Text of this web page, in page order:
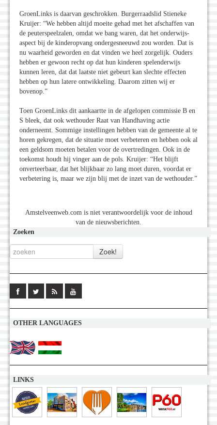
GroenLinks is daarvan geschrokken. Burgerraadslid Stieneke
Kruijer: “We hebben altijd moeite gehad met het afschaffen van
de peuterspeelzalen, omdat we bang waren, dat het onderwijs-
aspect bij de kinderopvang ondergesneeuwd zou worden. Dat is
nu waarheid geworden en dat vinden we heel zorgelijk. Ouders
hebben er gewoon recht op dat hun kinderen spelenderwijs
kunnen leren, dat dat laatste niet gebeurt kan slechte effecten
hebben op hun latere ontwikkeling. Daarom zitten wij er
bovenop.”
Toen GroenLinks dit aankaartte in de afgelopen commissie B en
S bleek, dat ook wethouder Raat van Handhaving actie
onderneemt. Sommige instellingen hebben van de gemeente al te
horen gekregen, dat de situatie moet verbeteren en hebben ook al
een geldsom moeten betalen voor de overtredingen. Ook in de
toekomst houdt hij vinger aan de pols. Kruijer: “Het blijft
onverteerbaar, dat het blijkbaar zo lang moet duren, voordat er
verbetering is, maar we zijn blij met de inzet van de wethouder.”
Amstelveenweb.com is niet verantwoordelijk voor de inhoud
van de nieuwsberichten.
Zoeken
OTHER LANGUAGES
LINKS